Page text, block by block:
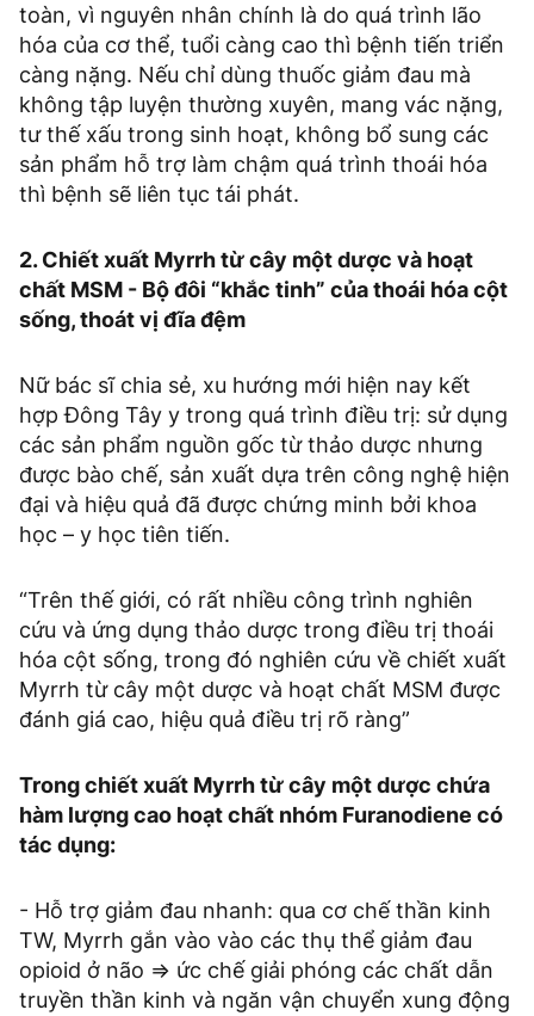
toàn, vì nguyên nhân chính là do quá trình lão
hóa của cơ thể, tuổi càng cao thì bệnh tiến triển
càng nặng. Nếu chỉ dùng thuốc giảm đau mà
không tập luyện thường xuyên, mang vác nặng,
tư thế xấu trong sinh hoạt, không bổ sung các
sản phẩm hỗ trợ làm chậm quá trình thoái hóa
thì bệnh sẽ liên tục tái phát.
2. Chiết xuất Myrrh từ cây một dược và hoạt
chất MSM - Bộ đôi “khắc tinh” của thoái hóa cột
sống, thoát vị đĩa đệm
Nữ bác sĩ chia sẻ, xu hướng mới hiện nay kết
hợp Đông Tây y trong quá trình điều trị: sử dụng
các sản phẩm nguồn gốc từ thảo dược nhưng
được bào chế, sản xuất dựa trên công nghệ hiện
đại và hiệu quả đã được chứng minh bởi khoa
học – y học tiên tiến.
“Trên thế giới, có rất nhiều công trình nghiên
cứu và ứng dụng thảo dược trong điều trị thoái
hóa cột sống, trong đó nghiên cứu về chiết xuất
Myrrh từ cây một dược và hoạt chất MSM được
đánh giá cao, hiệu quả điều trị rõ ràng”
Trong chiết xuất Myrrh từ cây một dược chứa
hàm lượng cao hoạt chất nhóm Furanodiene có
tác dụng:
- Hỗ trợ giảm đau nhanh: qua cơ chế thần kinh
TW, Myrrh gắn vào vào các thụ thể giảm đau
opioid ở não => ức chế giải phóng các chất dẫn
truyền thần kinh và ngăn vận chuyển xung động